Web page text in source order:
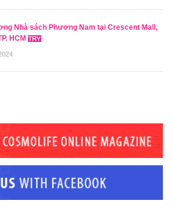
ơn trong văn hóa du lịch nhóm
phá trên bản đồ du lịch mùa hè
lan rộng
Nhà sách Phương Nam tại Crescent Mall,
HCM